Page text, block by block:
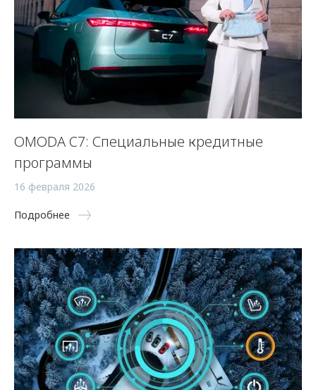
OMODA C7: Специальные кредитные
программы
16 февраля 2026
Подробнее